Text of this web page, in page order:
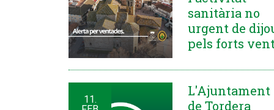
sanitària no
urgent de
pels forts
11.
L'Ajuntament
de Tordera